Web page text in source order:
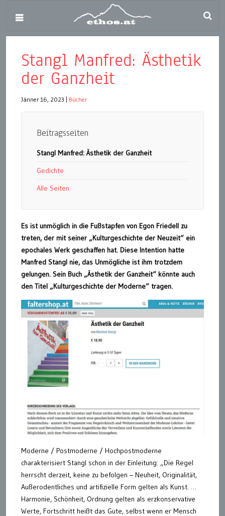
Stangl Manfred: Ästhetik
der Ganzheit
Jänner 16, 2023 Bücher
Beitragsseiten
Stangl Manfred: Ästhetik der Ganzheit
Gedichte
Alle Seiten
Es ist unmöglich in die Fußstapfen von Egon Friedell zu
treten, der mit seiner „Kulturgeschichte der Neuzeit“ ein
epochales Werk geschaffen hat. Diese Intention hatte
Manfred Stangl nie, das Unmögliche ist ihm trotzdem
gelungen. Sein Buch „Ästhetik der Ganzheit“ könnte auch
den Titel „Kulturgeschichte der Moderne“ tragen.
Moderne / Postmoderne / Hochpostmoderne
charakterisiert Stangl schon in der Einleitung: „Die Regel
herrscht derzeit, keine zu befolgen – Neuheit, Originalität,
Außerodentliches und artifizielle Form gelten als Kunst. …
Harmonie, Schönheit, Ordnung gelten als erzkonservative
Werte, Fortschritt heißt das Gute, selbst wenn er Mensch